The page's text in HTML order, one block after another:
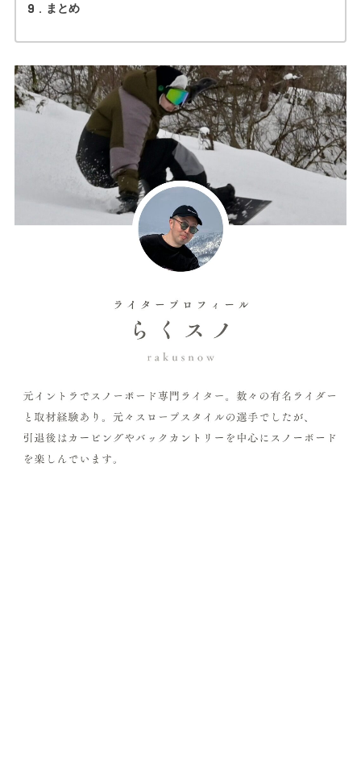
9 まとめ